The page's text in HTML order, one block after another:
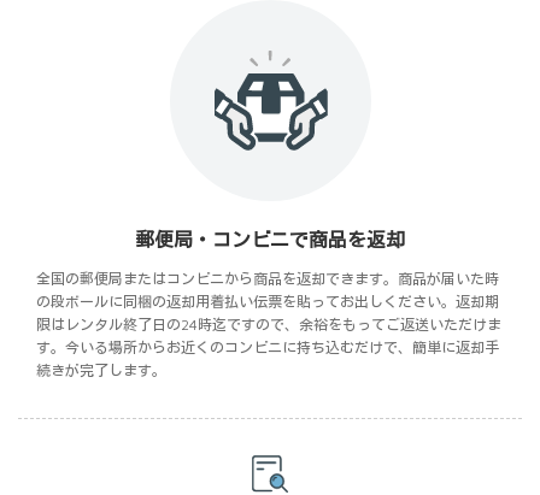
郵便局・コンビニで商品を返却
全国の郵便局またはコンビニから商品を返却できます。商品が届いた時
の段ボールに同梱の返却用着払い伝票を貼ってお出しください。返却期
限はレンタル終了日の24時迄ですので、余裕をもってご返送いただけま
す。今いる場所からお近くのコンビニに持ち込むだけで、簡単に返却手
続きが完了します。